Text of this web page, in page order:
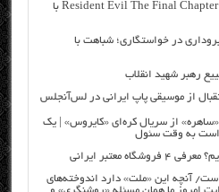
دانلود رایگان فیلم خارجی Resident Evil The Final Chapter 2017 با
در خواستگاری؛ شباهت با
از موسیقی پاپ ایرانی در لس‌آنجلس
از سریال کره‌ای «کایروس» | یک
است به وقت سئول
معتبر ایرانی
آنچه این «ملت» دارد اندوخته‌های